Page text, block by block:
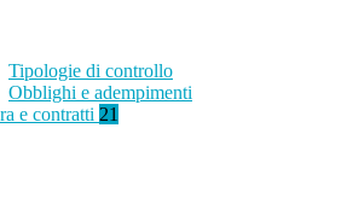
Tipologie di controllo
Obblighi e adempimenti
e contratti 21